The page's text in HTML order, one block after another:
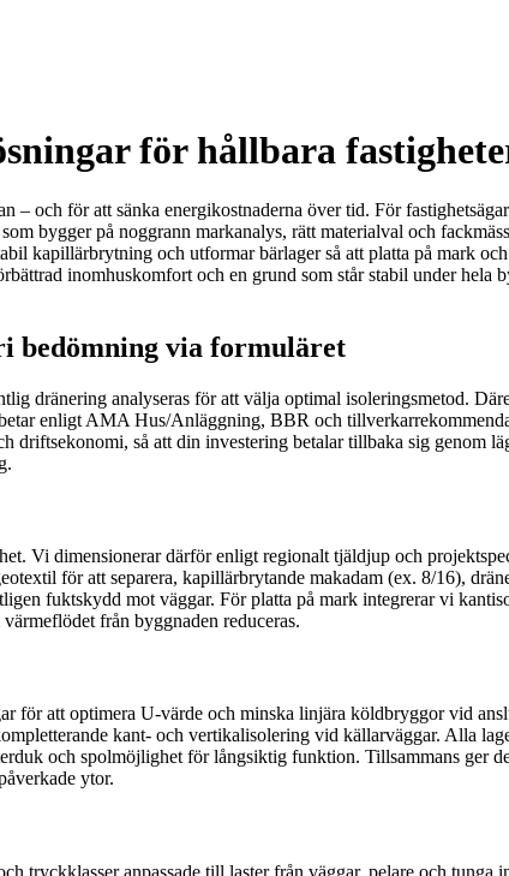
för hållbara
och för att sänka energikostnaderna över tid. För
bygger på noggrann markanalys, rätt materialval och
kapillärbrytning och utformar bärlager så att platta på mark
inomhuskomfort och en grund som står stabil under hela
bedömning via formuläret
dränering analyseras för att välja optimal isoleringsmetod.
enligt AMA Hus/Anläggning, BBR och
så att din investering betalar tillbaka sig genom
Vi dimensionerar därför enligt regionalt tjäldjup och
för att separera, kapillärbrytande makadam (ex. 8/16),
fuktskydd mot väggar. För platta på mark integrerar vi
från byggnaden reduceras.
att optimera U-värde och minska linjära köldbryggor vid
kant- och vertikalisolering vid källarväggar. Alla
och spolmöjlighet för långsiktig funktion. Tillsammans ger
ytor.
tryckklasser anpassade till laster från väggar, pelare och tunga